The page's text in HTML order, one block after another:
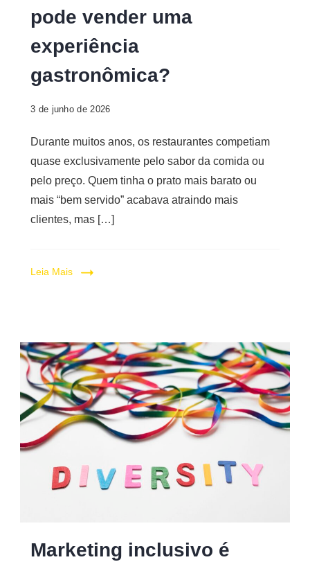
pode vender uma
experiência
gastronômica?
3 de junho de 2026
Durante muitos anos, os restaurantes competiam
quase exclusivamente pelo sabor da comida ou
pelo preço. Quem tinha o prato mais barato ou
mais “bem servido” acabava atraindo mais
clientes, mas […]
Leia Mais
Marketing inclusivo é